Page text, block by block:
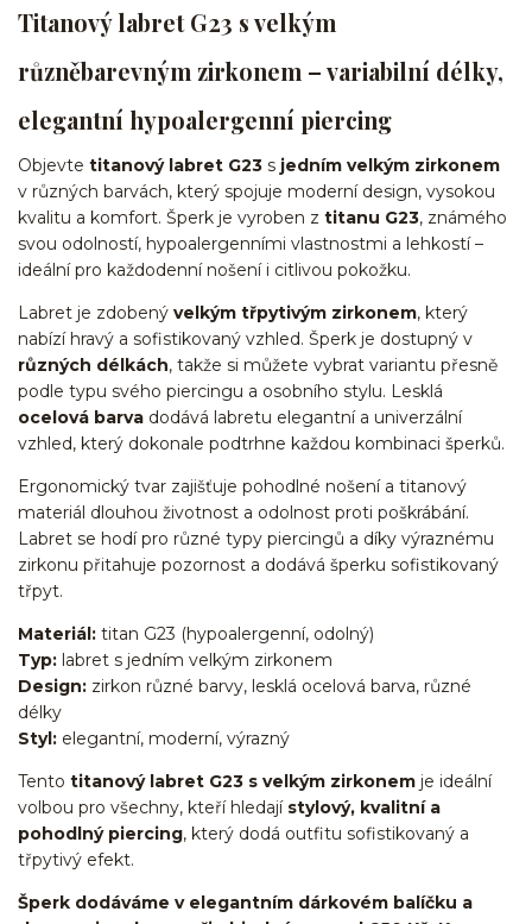
Titanový labret G23 s velkým
různěbarevným zirkonem – variabilní délky,
elegantní hypoalergenní piercing
Objevte titanový labret G23 s jedním velkým zirkonem
v různých barvách, který spojuje moderní design, vysokou
kvalitu a komfort. Šperk je vyroben z titanu G23, známého
svou odolností, hypoalergenními vlastnostmi a lehkostí –
ideální pro každodenní nošení i citlivou pokožku.
Labret je zdobený velkým třpytivým zirkonem, který
nabízí hravý a sofistikovaný vzhled. Šperk je dostupný v
různých délkách, takže si můžete vybrat variantu přesně
podle typu svého piercingu a osobního stylu. Lesklá
ocelová barva dodává labretu elegantní a univerzální
vzhled, který dokonale podtrhne každou kombinaci šperků.
Ergonomický tvar zajišťuje pohodlné nošení a titanový
materiál dlouhou životnost a odolnost proti poškrábání.
Labret se hodí pro různé typy piercingů a díky výraznému
zirkonu přitahuje pozornost a dodává šperku sofistikovaný
třpyt.
Materiál: titan G23 (hypoalergenní, odolný)
Typ: labret s jedním velkým zirkonem
Design: zirkon různé barvy, lesklá ocelová barva, různé
délky
Styl: elegantní, moderní, výrazný
Tento titanový labret G23 s velkým zirkonem je ideální
volbou pro všechny, kteří hledají stylový, kvalitní a
pohodlný piercing, který dodá outfitu sofistikovaný a
třpytivý efekt.
Šperk dodáváme v elegantním dárkovém balíčku a